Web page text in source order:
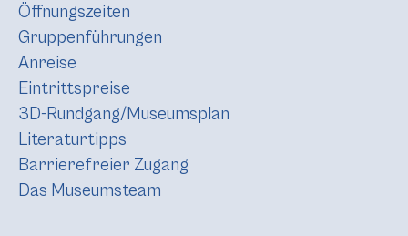
Öffnungszeiten
Gruppenführungen
Anreise
Eintrittspreise
3D-Rundgang/Museumsplan
Literaturtipps
Barrierefreier Zugang
Das Museumsteam